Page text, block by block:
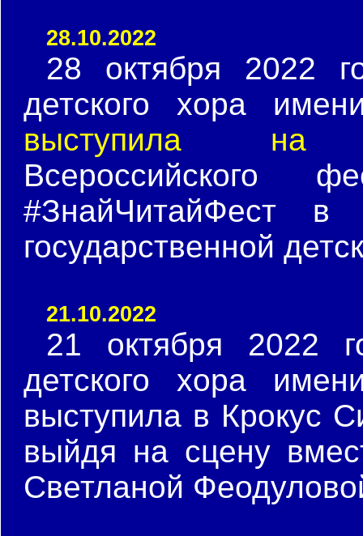
28.10.2022
28 октября 2022
детского хора
выступила на
Всероссийского
#ЗнайЧитайФест в
государственной
21.10.2022
21 октября 2022
детского хора
выступила в Крокус
выйдя на сцену
Светланой